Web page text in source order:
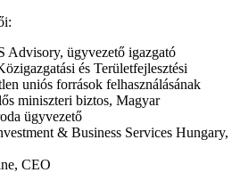
Advisory, ügyvezető igazgató
és Területfejlesztési
uniós források felhasználásának
miniszteri biztos, Magyar
ügyvezető
& Business Services Hungary,
CEO